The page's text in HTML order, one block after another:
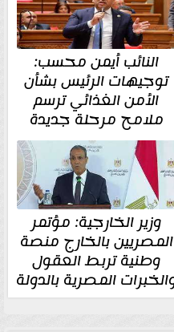
النائب أيمن محسب:
توجيهات الرئيس بشأن
الأمن الغذائي ترسم
ملامح مرحلة جديدة
وزير الخارجية: مؤتمر
المصريين بالخارج منصة
وطنية تربط العقول
المصرية بالدولة